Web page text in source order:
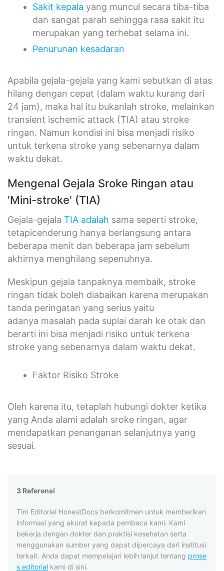
Sakit kepala yang muncul secara tiba-tiba
dan sangat parah sehingga rasa sakit itu
merupakan yang terhebat selama ini.
Penurunan kesadaran
Apabila gejala-gejala yang kami sebutkan di atas
hilang dengan cepat (dalam waktu kurang dari
24 jam), maka hal itu bukanlah stroke, melainkan
transient ischemic attack (TIA) atau stroke
ringan. Namun kondisi ini bisa menjadi risiko
untuk terkena stroke yang sebenarnya dalam
waktu dekat.
Mengenal Gejala Sroke Ringan atau
'Mini-stroke' (TIA)
Gejala-gejala TIA adalah sama seperti stroke,
tetapicenderung hanya berlangsung antara
beberapa menit dan beberapa jam sebelum
akhirnya menghilang sepenuhnya.
Meskipun gejala tanpaknya membaik, stroke
ringan tidak boleh diabaikan karena merupakan
tanda peringatan yang serius yaitu
adanya masalah pada suplai darah ke otak dan
berarti ini bisa menjadi risiko untuk terkena
stroke yang sebenarnya dalam waktu dekat.
Faktor Risiko Stroke
Oleh karena itu, tetaplah hubungi dokter ketika
yang Anda alami adalah sroke ringan, agar
mendapatkan penanganan selanjutnya yang
sesuai.
3 Referensi
Tim Editorial HonestDocs berkomitmen untuk memberikan
informasi yang akurat kepada pembaca kami. Kami
bekerja dengan dokter dan praktisi kesehatan serta
menggunakan sumber yang dapat dipercaya dari institusi
terkait. Anda dapat mempelajari lebih lanjut tentang prose
s editorial kami di sini.